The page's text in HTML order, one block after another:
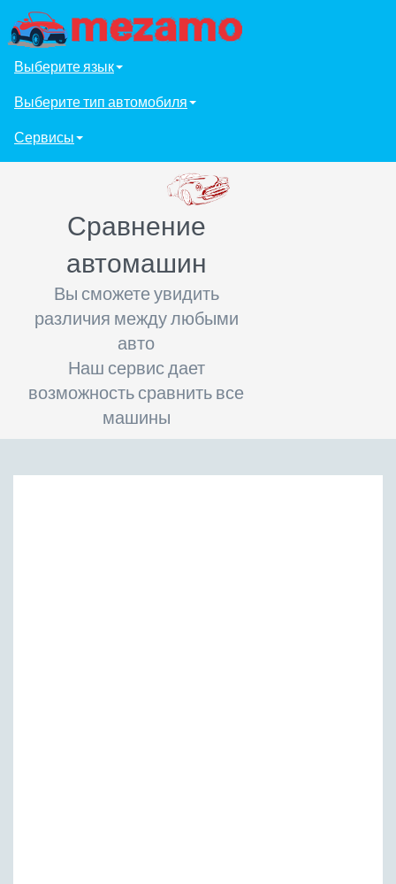
Выберите язык
Выберите тип автомобиля
Сервисы
Сравнение
автомашин
Вы сможете увидить
различия между любыми
авто
Наш сервис дает
возможность сравнить все
машины